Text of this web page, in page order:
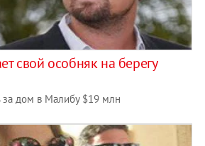
свой особняк на берегу
за дом в Малибу $19 млн